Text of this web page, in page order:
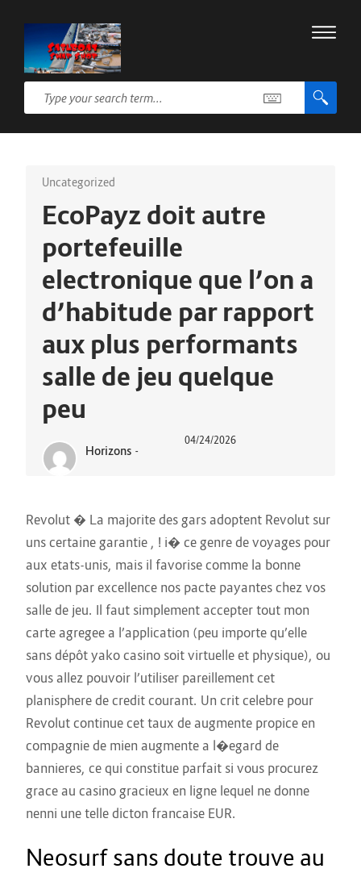
Uncategorized
EcoPayz doit autre
portefeuille
electronique que l’on a
d’habitude par rapport
aux plus performants
salle de jeu quelque
peu
Horizons -
04/24/2026
Revolut � La majorite des gars adoptent Revolut sur
uns certaine garantie , ! i� ce genre de voyages pour
aux etats-unis, mais il favorise comme la bonne
solution par excellence nos pacte payantes chez vos
salle de jeu. Il faut simplement accepter tout mon
carte agregee a l’application (peu importe qu’elle
sans dépôt yako casino soit virtuelle et physique), ou
vous allez pouvoir l’utiliser pareillement cet
planisphere de credit courant. Un crit celebre pour
Revolut continue cet taux de augmente propice en
compagnie de mien augmente a l�egard de
bannieres, ce qui constitue parfait si vous procurez
grace au casino gracieux en ligne lequel ne donne
nenni une telle dicton francaise EUR.
Neosurf sans doute trouve au